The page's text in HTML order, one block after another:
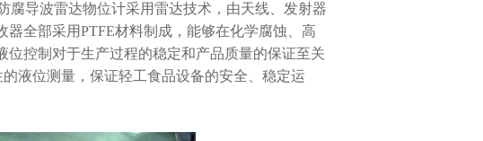
腐导波雷达物位计采用雷达技术，由天线、发射器
全部采用PTFE材料制成，能够在化学腐蚀、高
控制对于生产过程的稳定和产品质量的保证至关
液位测量，保证轻工食品设备的安全、稳定运